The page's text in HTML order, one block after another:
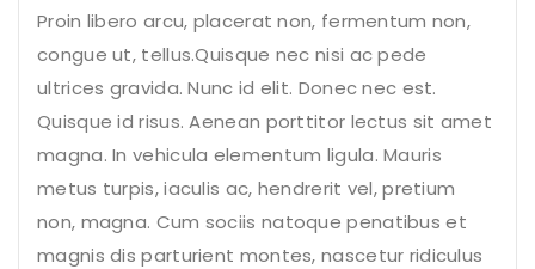
Proin libero arcu, placerat non, fermentum non,
congue ut, tellus.Quisque nec nisi ac pede
ultrices gravida. Nunc id elit. Donec nec est.
Quisque id risus. Aenean porttitor lectus sit amet
magna. In vehicula elementum ligula. Mauris
metus turpis, iaculis ac, hendrerit vel, pretium
non, magna. Cum sociis natoque penatibus et
magnis dis parturient montes, nascetur ridiculus